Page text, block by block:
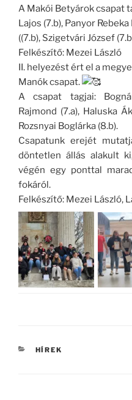
A Makói Betyárok csapat
Lajos (7.b), Panyor
((7.b), Szigetvári József
Felkészítő: Mezei László
II. helyezést ért el a
Manók csapat.
A csapat tagjai:
Rajmond (7.a), Haluska
Rozsnyai Boglárka (8.b).
Csapatunk erejét
döntetlen állás alakult
végén egy ponttal
fokáról.
Felkészítő: Mezei László,
KATEGÓRIÁK
HÍREK